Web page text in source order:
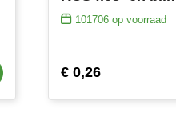
101706 op voorraad
€ 0,26